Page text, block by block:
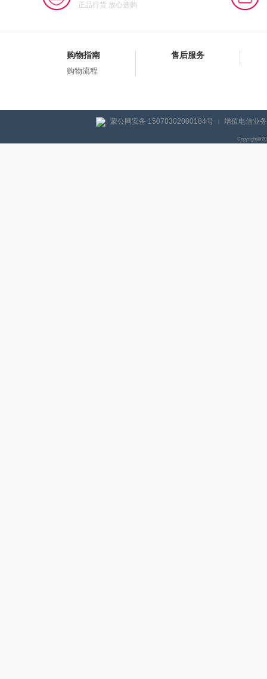
正品行货 放心选购
购物指南
购物流程
售后服务
蒙公网安备 15078302000184号 增值电信业